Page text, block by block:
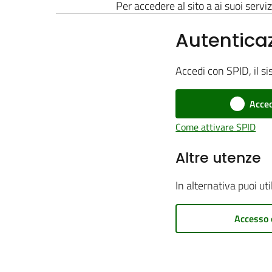
Per accedere al sito a ai suoi
Accedi con SPID, il
Come attivare SPID
Altre utenze
In alternativa puoi